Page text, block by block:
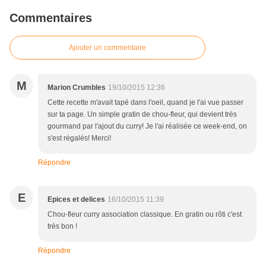
Commentaires
Ajouter un commentaire
M Marion Crumbles 19/10/2015 12:36
Cette recette m'avait tapé dans l'oeil, quand je l'ai vue passer
sur ta page. Un simple gratin de chou-fleur, qui devient très
gourmand par l'ajout du curry! Je l'ai réalisée ce week-end, on
s'est régalés! Merci!
Répondre
E Epices et delices 16/10/2015 11:39
Chou-fleur curry association classique. En gratin ou rôti c'est
très bon !
Répondre